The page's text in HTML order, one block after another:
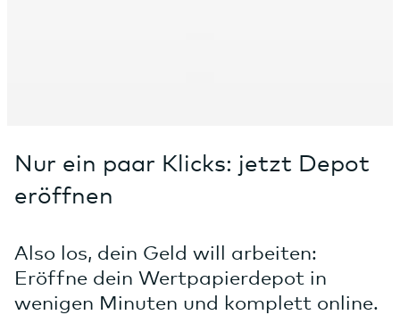
Nur ein paar Klicks: jetzt Depot
eröffnen
Also los, dein Geld will arbeiten:
Eröffne dein Wertpapierdepot in
wenigen Minuten und komplett online.